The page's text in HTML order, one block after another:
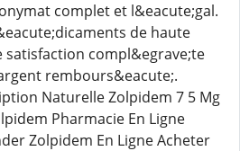
complet et l&eacute;gal.
de haute
satisfaction compl&egrave;te
rembours&eacute;.
Naturelle Zolpidem 7 5 Mg
Pharmacie En Ligne
Zolpidem En Ligne Acheter